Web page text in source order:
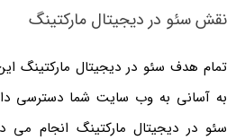
نقش سئو در دیجیتال مارکتینگ
تمام هدف سئو در دیجیتال مارکتینگ
به آسانی به وب سایت شما دسترسی
سئو در دیجیتال مارکتینگ انجام